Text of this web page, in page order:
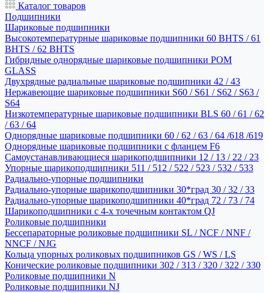
Каталог товаров
Подшипники
Шариковые подшипники
Высокотемпературные шариковые подшипники 60 BHTS / 61
BHTS / 62 BHTS
Гибридные однорядные шариковые подшипники POM
GLASS
Двухрядные радиальные шариковые подшипники 42 / 43
Нержавеющие шариковые подшипники S60 / S61 / S62 / S63 /
S64
Низкотемпературные шариковые подшипники BLS 60 / 61 / 62
/ 63 / 64
Однорядные шариковые подшипники 60 / 62 / 63 / 64 /618 /619
Однорядные шариковые подшипники с фланцем F6
Самоустанавливающиеся шарикоподшипники 12 / 13 / 22 / 23
Упорные шарикоподшипники 511 / 512 / 522 / 523 / 532 / 533
Радиально-упорные подшипники
Радиально-упорные шарикоподшипники 30*град 30 / 32 / 33
Радиально-упорные шарикоподшипники 40*град 72 / 73 / 74
Шарикоподшипники с 4-х точечным контактом QJ
Роликовые подшипники
Бессепараторные роликовые подшипники SL / NCF / NNF /
NNCF / NJG
Кольца упорных роликовых подшипников GS / WS / LS
Конические роликовые подшипники 302 / 313 / 320 / 322 / 330
Роликовые подшипники N
Роликовые подшипники NJ